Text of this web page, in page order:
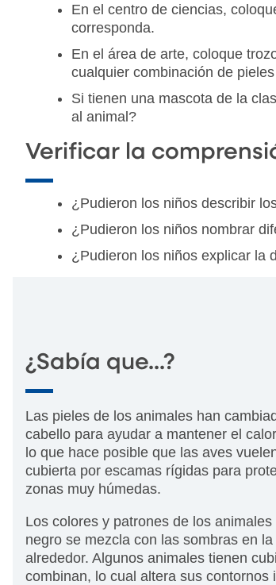
En el centro de ciencias,
corresponda.
En el área de arte, coloque
cualquier combinación de
Si tienen una mascota de la
al animal?
Verificar la
¿Pudieron los niños describir
¿Pudieron los niños nombrar
¿Pudieron los niños explicar la
¿Sabía que...?
Las pieles de los animales han
cabello para ayudar a mantener el
lo que hace posible que las aves
cubierta por escamas rígidas para
zonas muy húmedas.
Los colores y patrones de los
negro se mezcla con las sombras en
alrededor. Algunos animales tienen
combinan, lo cual altera sus